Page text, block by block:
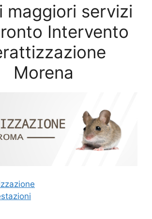
maggiori servizi
Intervento
Morena